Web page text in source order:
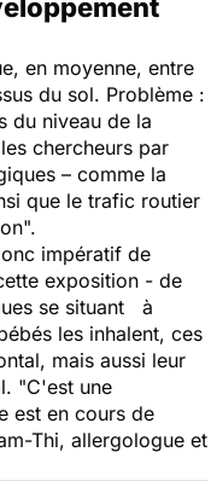
en moyenne, entre
du sol. Problème :
du niveau de la
chercheurs par
– comme la
que le trafic routier
".
impératif de
exposition - de
se situant à
les inhalent, ces
mais aussi leur
"C'est une
est en cours de
Thi, allergologue et